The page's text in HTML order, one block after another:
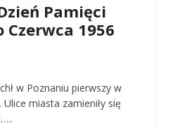
Pamięci
Czerwca 1956
w Poznaniu pierwszy w
miasta zamieniły się